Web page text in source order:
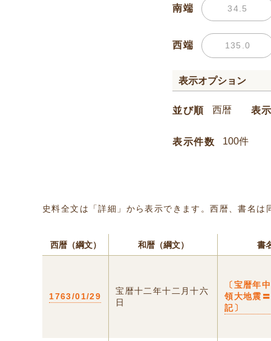
南端
西端
表示オプション
並び順 表
表示件数
史料全文は「詳細」から表示できます。西暦、書名
西暦（綱文） 和暦（綱文） 書
1763/01/29
宝暦十二年十二月十六
日
〔宝暦年
領大地震
記〕